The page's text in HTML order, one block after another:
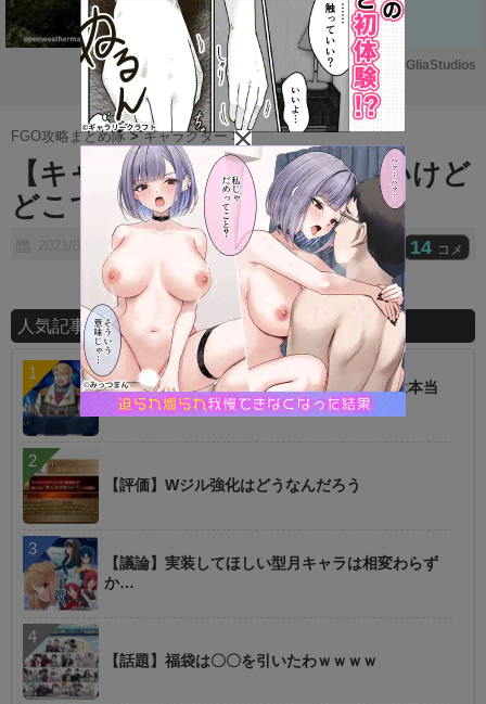
M
u
t
e
Powered by GliaStudios
FGO攻略まとめ隊 >キャラクター >
【キャラ】卑弥呼って評価高いけど
どこで使う鯖？
2021/09/26 14 コメ
人気記事ランキング
【話題】低レアを育てた方が強いというのは本当
に罠
【評価】Wジル強化はどうなんだろう
【議論】実装してほしい型月キャラは相変わらず
か…
【話題】福袋は〇〇を引いたわｗｗｗｗ